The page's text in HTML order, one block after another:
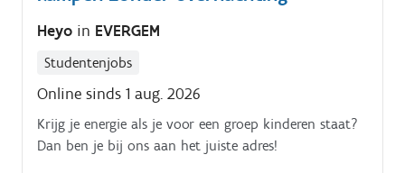
Heyo in EVERGEM
Studentenjobs
Online sinds 1 aug. 2026
Krijg je energie als je voor een groep kinderen staat?
Dan ben je bij ons aan het juiste adres!